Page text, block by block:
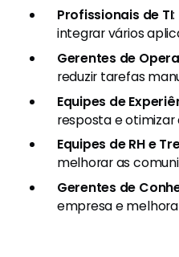
Profissionais de TI
integrar vários
Gerentes de
reduzir tarefas
Equipes de
resposta e otimizar
Equipes de RH e
melhorar as
Gerentes de
empresa e